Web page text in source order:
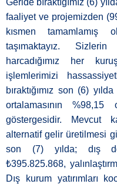
Geride bıraktığımız (6)
faaliyet ve projemizden
kısmen tamamlamış
taşımaktayız.
harcadığımız her
işlemlerimizi
bıraktığımız son (6)
ortalamasının
göstergesidir. Mevcut
alternatif gelir üretilmesi
son (7) yılda; dış
₺395.825.868,
Dış kurum yatırımları